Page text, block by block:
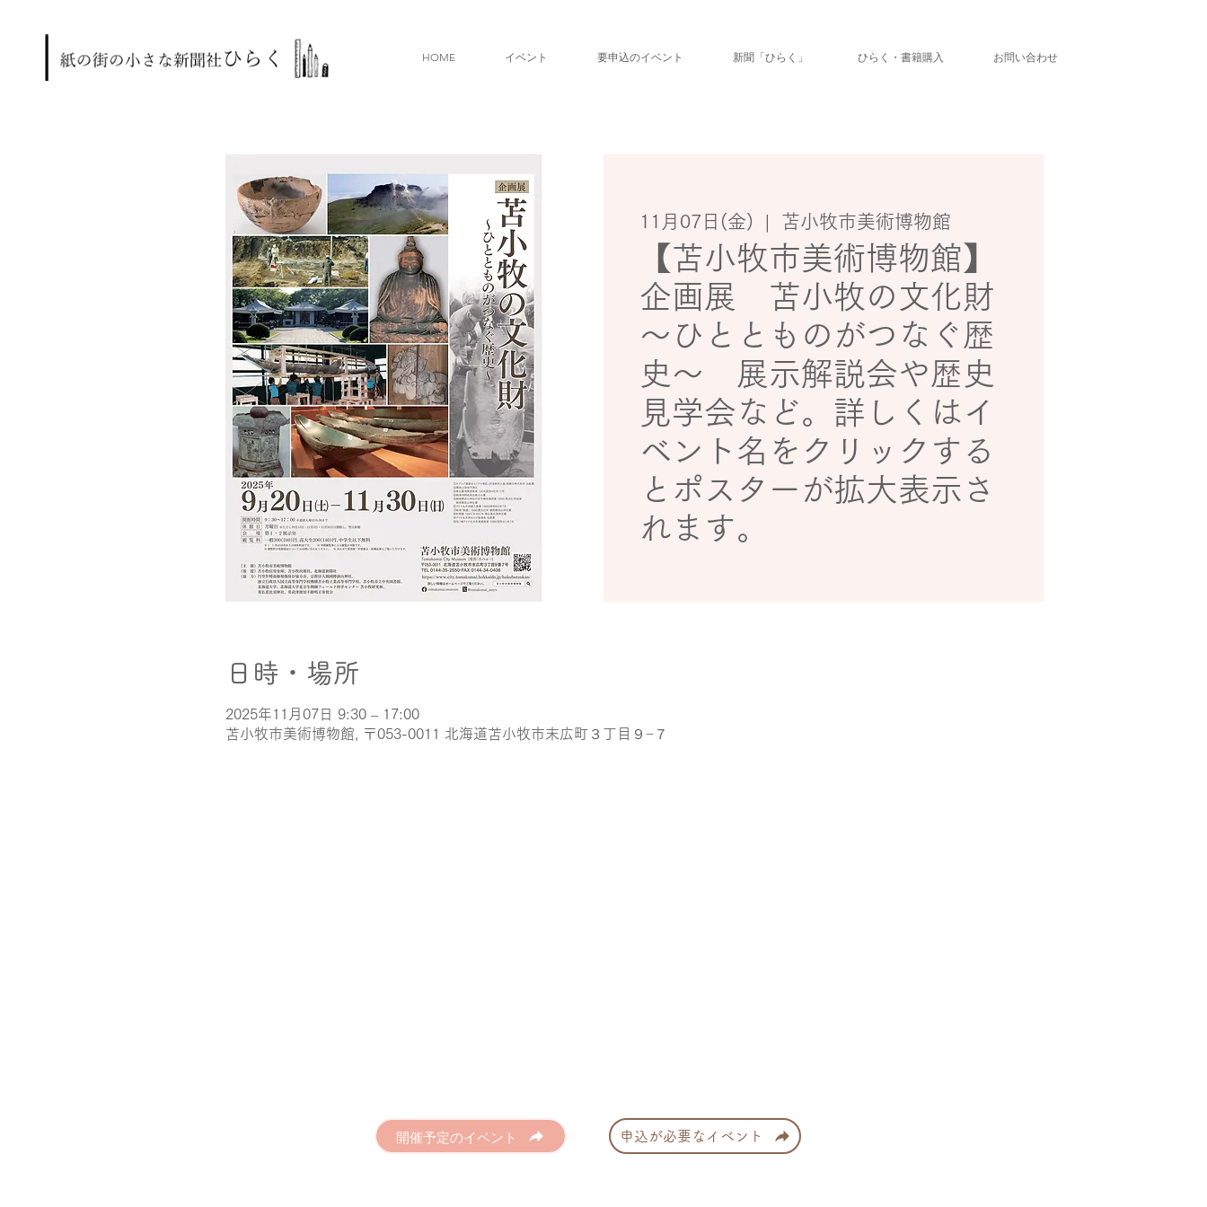
HOME イベント 要申込のイベント 新聞「ひらく」 ひらく・書籍購入 お問い合わせ
11月07日(金) 苫小牧市美術博物館
【苫小牧市美術博物館】
企画展 苫小牧の文化財
～ひととものがつなぐ歴
史～ 展示解説会や歴史
見学会など。詳しくはイ
ベント名をクリックする
とポスターが拡大表示さ
れます。
日時・場所
2025年11月07日 9:30 – 17:00
苫小牧市美術博物館, 〒053-0011 北海道苫小牧市末広町３丁目９−７
開催予定のイベント 申込が必要なイベント